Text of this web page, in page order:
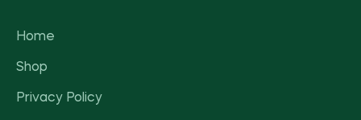
Home
Shop
Privacy Policy